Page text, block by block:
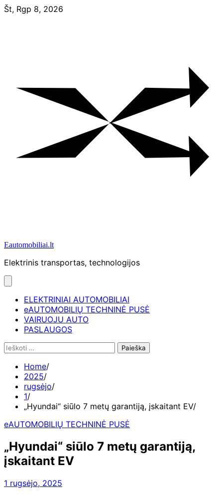
Skip
Št, Rgp 8, 2026
Eautomobiliai.lt
Elektrinis transportas, technologijos
ELEKTRINIAI AUTOMOBILIAI
eAUTOMOBILIŲ TECHNINĖ PUSĖ
VAIRUOJU AUTO
PASLAUGOS
Ieškoti:
Home
2025
rugsėjo
1
„Hyundai“ siūlo 7 metų garantiją, įskaitant EV
eAUTOMOBILIŲ TECHNINĖ PUSĖ
„Hyundai“ siūlo 7 metų garantiją,
įskaitant EV
1 rugsėjo, 2025